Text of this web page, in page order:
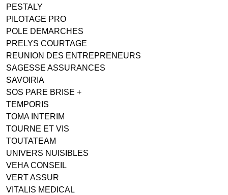
PESTALY
PILOTAGE PRO
POLE DEMARCHES
PRELYS COURTAGE
REUNION DES ENTREPRENEURS
SAGESSE ASSURANCES
SAVOIRIA
SOS PARE BRISE +
TEMPORIS
TOMA INTERIM
TOURNE ET VIS
TOUTATEAM
UNIVERS NUISIBLES
VEHA CONSEIL
VERT ASSUR
VITALIS MEDICAL